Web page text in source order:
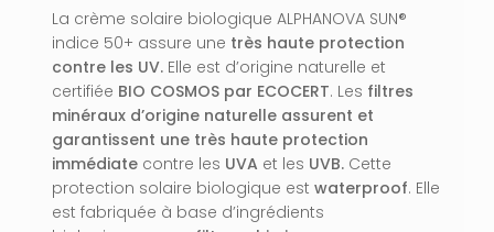
La crème solaire biologique ALPHANOVA SUN®
indice 50+ assure une très haute protection
contre les UV.Elle est d’origine naturelle et
certifiée BIO COSMOS par ECOCERT. Les filtres
minéraux d’origine naturelle assurent et
garantissent une très haute protection
immédiate contre les UVA et les UVB. Cette
protection solaire biologique est waterproof. Elle
est fabriquée à base d’ingrédients